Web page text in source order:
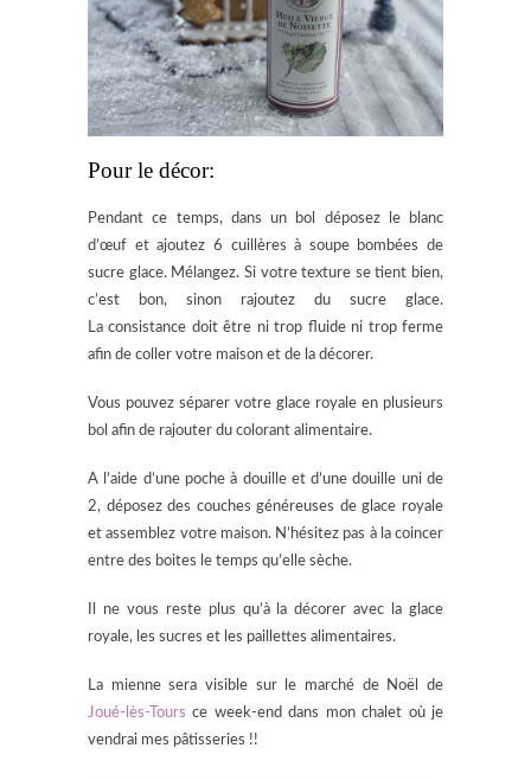
Pour le décor:
Pendant ce temps, dans un bol déposez le blanc
d’œuf et ajoutez 6 cuillères à soupe bombées de
sucre glace. Mélangez. Si votre texture se tient bien,
c’est bon, sinon rajoutez du sucre glace.
La consistance doit être ni trop fluide ni trop ferme
afin de coller votre maison et de la décorer.
Vous pouvez séparer votre glace royale en plusieurs
bol afin de rajouter du colorant alimentaire.
A l’aide d’une poche à douille et d’une douille uni de
2, déposez des couches généreuses de glace royale
et assemblez votre maison. N’hésitez pas à la coincer
entre des boites le temps qu’elle sèche.
Il ne vous reste plus qu’à la décorer avec la glace
royale, les sucres et les paillettes alimentaires.
La mienne sera visible sur le marché de Noël de
Joué-lès-Tours ce week-end dans mon chalet où je
vendrai mes pâtisseries !!